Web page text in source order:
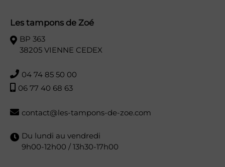
Les tampons de Zoé
BP 363
38205 VIENNE CEDEX
04 74 85 50 00
06 77 40 68 63
contact@les-tampons-de-zoe.com
Du lundi au vendredi
9h00-12h00 / 13h30-17h00